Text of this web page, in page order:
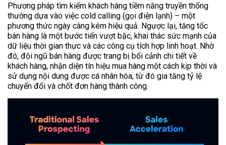
Phương pháp tìm kiếm khách hàng tiềm năng truyền thống
thường dựa vào việc cold calling (gọi điện lạnh) – một
phương thức ngày càng kém hiệu quả. Ngược lại, tăng tốc
bán hàng là một bước tiến vượt bậc, khai thác sức mạnh của
dữ liệu thời gian thực và các công cụ tích hợp linh hoạt. Nhờ
đó, đội ngũ bán hàng được trang bị bối cảnh chi tiết về
khách hàng, nhận diện tín hiệu mua hàng một cách kịp thời và
sử dụng nội dung được cá nhân hóa, từ đó gia tăng tỷ lệ
chuyển đổi và chốt đơn hàng thành công.